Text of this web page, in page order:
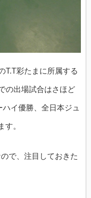
T.T彩たまに所属する
の出場試合はさほど
イ優勝、全日本ジュ
す。
で、注目しておきた